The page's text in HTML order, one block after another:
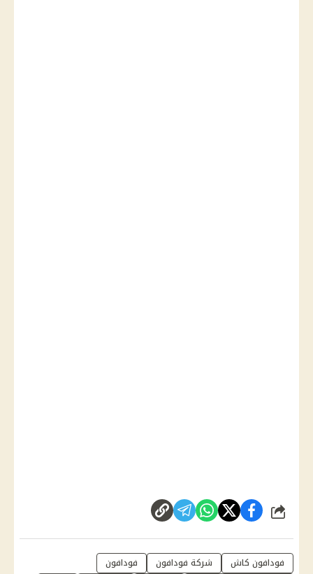
شارك
فودافون كاش شركة فودافون
فودافون